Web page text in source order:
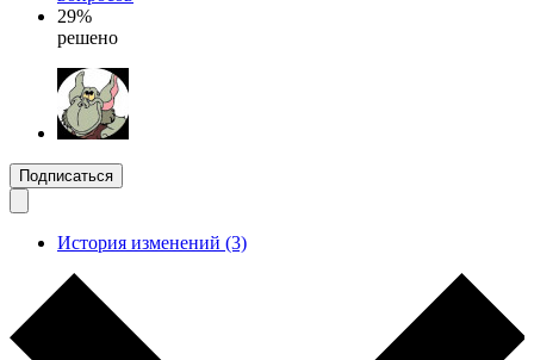
29%
решено
Подписаться
История изменений (3)